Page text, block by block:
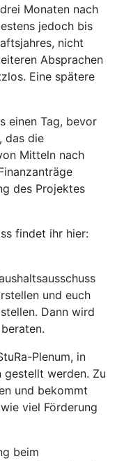
Monaten nach
jedoch bis
nicht
Absprachen
Eine spätere
einen Tag, bevor
das die
Mitteln nach
des Projektes
findet ihr hier:
und euch
Dann wird
Plenum, in
gestellt werden. Zu
und bekommt
viel Förderung
beim